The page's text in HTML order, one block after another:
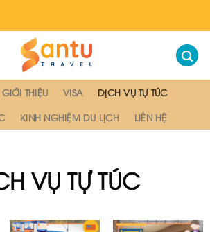
GIỚI THIỆU VISA
DỊCH VỤ TỰ TÚC
KINH NGHIỆM DU LỊCH LIÊN HỆ
VỤ TỰ TÚC